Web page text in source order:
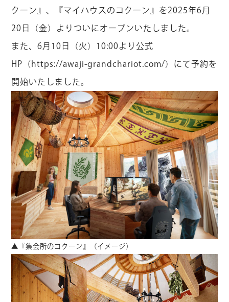
クーン』、『マイハウスのコクーン』を2025年6月
20日（金）よりついにオープンいたしました。
また、6月10日（火）10:00より公式
HP（ https://awaji-grandchariot.com/）にて予約を
開始いたしました。
▲『集会所のコクーン』（イメージ）